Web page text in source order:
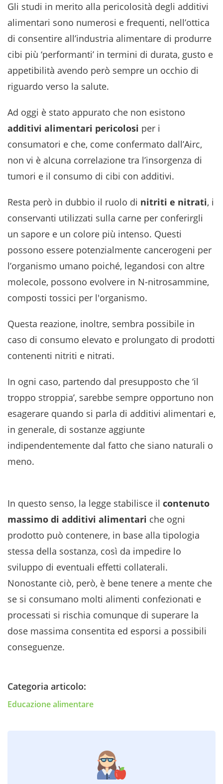
Gli studi in merito alla pericolosità degli additivi
alimentari sono numerosi e frequenti, nell’ottica
di consentire all’industria alimentare di produrre
cibi più ‘performanti’ in termini di durata, gusto e
appetibilità avendo però sempre un occhio di
riguardo verso la salute.
Ad oggi è stato appurato che non esistono
additivi alimentari pericolosi per i
consumatori e che, come confermato dall’Airc,
non vi è alcuna correlazione tra l’insorgenza di
tumori e il consumo di cibi con additivi.
Resta però in dubbio il ruolo di nitriti e nitrati, i
conservanti utilizzati sulla carne per conferirgli
un sapore e un colore più intenso. Questi
possono essere potenzialmente cancerogeni per
l’organismo umano poiché, legandosi con altre
molecole, possono evolvere in N-nitrosammine,
composti tossici per l'organismo.
Questa reazione, inoltre, sembra possibile in
caso di consumo elevato e prolungato di prodotti
contenenti nitriti e nitrati.
In ogni caso, partendo dal presupposto che ‘il
troppo stroppia’, sarebbe sempre opportuno non
esagerare quando si parla di additivi alimentari e,
in generale, di sostanze aggiunte
indipendentemente dal fatto che siano naturali o
meno.
In questo senso, la legge stabilisce il contenuto
massimo di additivi alimentari che ogni
prodotto può contenere, in base alla tipologia
stessa della sostanza, così da impedire lo
sviluppo di eventuali effetti collaterali.
Nonostante ciò, però, è bene tenere a mente che
se si consumano molti alimenti confezionati e
processati si rischia comunque di superare la
dose massima consentita ed esporsi a possibili
conseguenze.
Categoria articolo:
Educazione alimentare